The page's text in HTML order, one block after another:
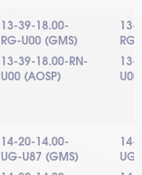
13-39-18.00-
RG-U00 (GMS)
13-39-18.00-RN-
U00 (AOSP)
13-
13-
14-20-14.00-
UG-U87 (GMS)
14-